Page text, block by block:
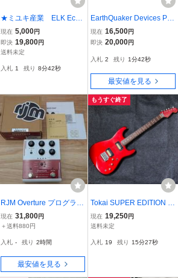
★ミユキ産業 ELK Echo
Amp 45 真空管国産真空
管ビンテージアンプ ヘ
ッド★ 希少品
現在 5,000円
即決 19,800円
送料未定
入札 1 残り 8分41秒
EarthQuaker Devices Plu
mes 田渕ひさ子シグネチ
ャー限定カラー 動作確認
現在 16,500円
即決 20,000円
入札 2 残り 1分41秒
最安値を見る
RJM Overture プログラマ
ブル オーバードライブ
現在 31,800円
＋送料880円
入札 - 残り 2時間
最安値を見る
もうすぐ終了
Tokai SUPER EDITION 日
本製 1980年代 EXTRA T
OKAIブリッジ 当時の定価
レキギター
現在 19,250円
送料未定
入札 19 残り 15分26秒